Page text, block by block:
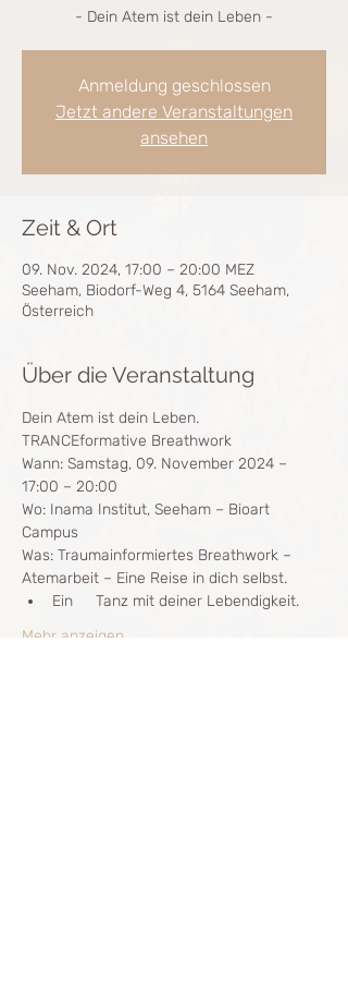
- Dein Atem ist dein Leben -
Anmeldung geschlossen
Jetzt andere Veranstaltungen
ansehen
Zeit & Ort
09. Nov. 2024, 17:00 – 20:00 MEZ
Seeham, Biodorf-Weg 4, 5164 Seeham,
Österreich
Über die Veranstaltung
Dein Atem ist dein Leben.
TRANCEformative Breathwork
Wann: Samstag, 09. November 2024 –
17:00 – 20:00
Wo: Inama Institut, Seeham – Bioart
Campus
Was: Traumainformiertes Breathwork –
Atemarbeit – Eine Reise in dich selbst.
Ein 	Tanz mit deiner Lebendigkeit.
Mehr anzeigen